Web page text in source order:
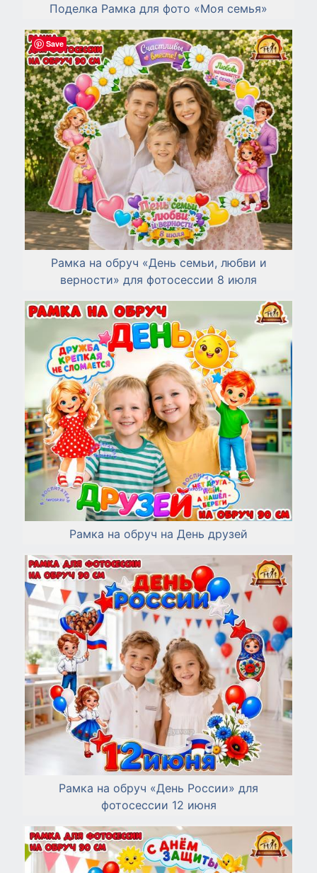
Поделка Рамка для фото «Моя семья»
Рамка на обруч «День семьи, любви и
верности» для фотосессии 8 июля
Рамка на обруч на День друзей
Рамка на обруч «День России» для
фотосессии 12 июня
Save